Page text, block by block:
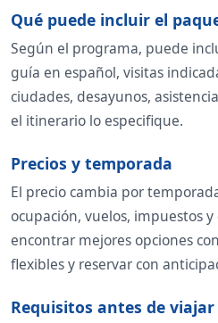
Qué puede incluir el
Según el programa, puede
guía en español, visitas
ciudades, desayunos,
el itinerario lo especifique.
Precios y temporada
El precio cambia por
ocupación, vuelos, impuestos
encontrar mejores opciones
flexibles y reservar con
Requisitos antes de viajar